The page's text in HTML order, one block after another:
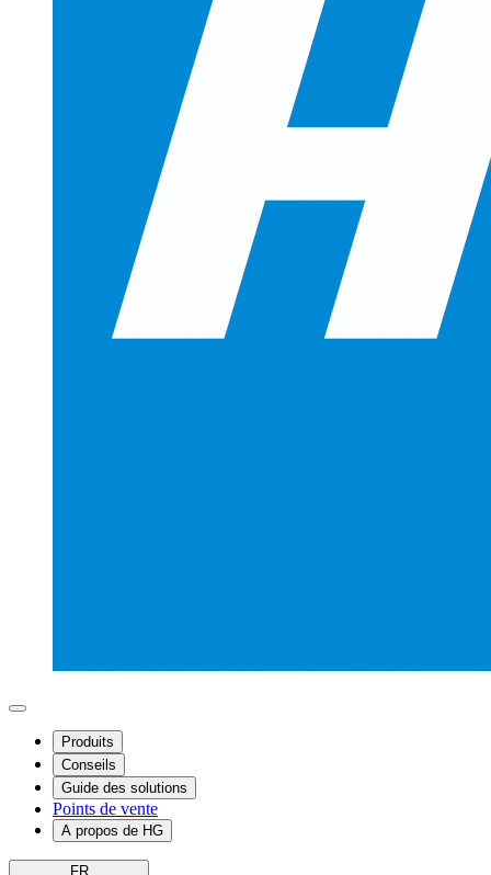
Produits
Conseils
Guide des solutions
Points de vente
A propos de HG
FR